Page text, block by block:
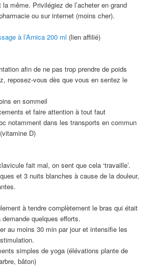
même. Privilégiez de l’acheter en grand
ou sur internet (moins cher).
à l’Arnica 200 ml (lien affilié)
afin de ne pas trop prendre de poids
reposez-vous dès que vous en sentez le
en sommeil
et faire attention à tout faut
notamment dans les transports en commun
D)
fait mal, on sent que cela ‘travaille’.
et 3 nuits blanches à cause de la douleur,
à tendre complètement le bras qui était
quelques efforts.
au moins 30 min par jour et intensifie les
simples de yoga (élévations plante de
bâton)